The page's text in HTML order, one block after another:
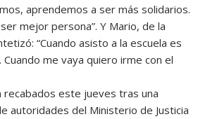
aprendemos a ser más solidarios.
mejor persona”. Y Mario, de la
“Cuando asisto a la escuela es
me vaya quiero irme con el
este jueves tras una
autoridades del Ministerio de Justicia